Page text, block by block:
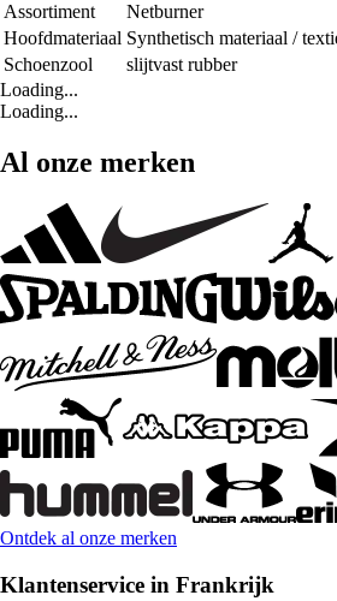
Assortiment
Netburner
Hoofdmateriaal Synthetisch materiaal /
Schoenzool
slijtvast rubber
Loading...
Loading...
Al onze merken
Ontdek al onze merken
Klantenservice in Frankrijk